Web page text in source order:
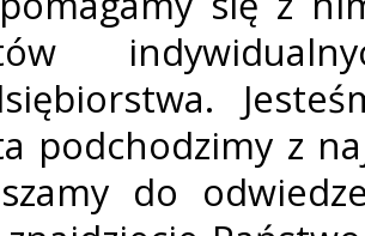
podchodzimy z
do